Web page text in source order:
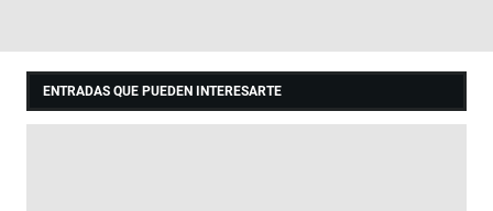
ENTRADAS QUE PUEDEN INTERESARTE